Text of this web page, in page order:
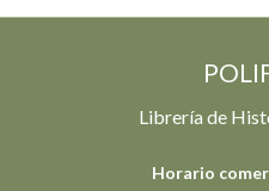
Librería de
Horario